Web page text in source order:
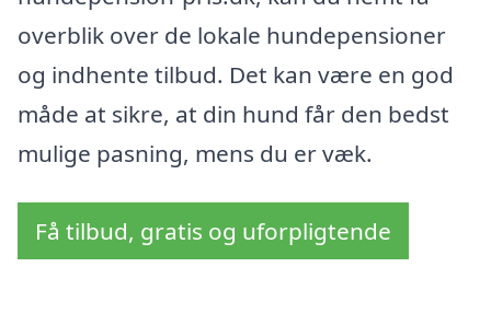
overblik over de lokale hundepensioner
og indhente tilbud. Det kan være en god
måde at sikre, at din hund får den bedst
mulige pasning, mens du er væk.
Få tilbud, gratis og uforpligtende